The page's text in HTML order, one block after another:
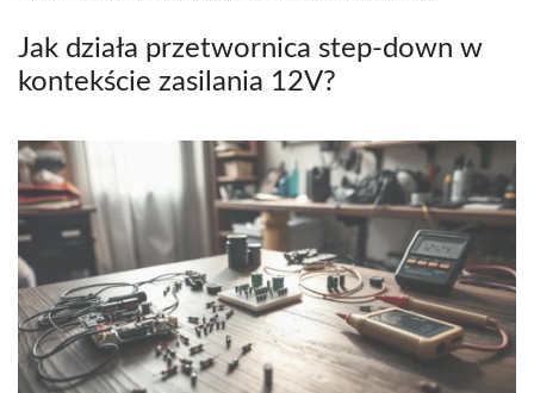
Jak działa przetwornica step-down w
kontekście zasilania 12V?